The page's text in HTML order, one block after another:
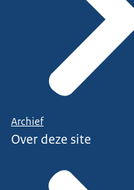
Archief
Over deze site